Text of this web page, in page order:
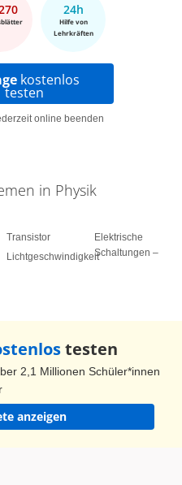
24h
Hilfe von
Lehrkräften
kostenlos
testen
online beenden
in Physik
Transistor
Lichtgeschwindigkeit
Elektrische
Schaltungen –
testen
2,1 Millionen Schüler*innen
anzeigen